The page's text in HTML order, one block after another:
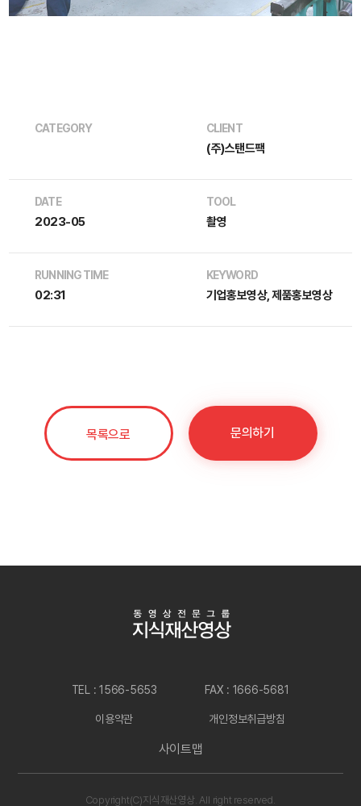
CATEGORY CLIENT
(주)스탠드팩
DATE
2023-05
TOOL
촬영
RUNNING TIME
02:31
KEYWORD
기업홍보영상, 제품홍보영상
목록으로 문의하기
TEL : 1566-5653 FAX : 1666-5681
이용약관 개인정보취급방침
사이트맵
Copyright(C)지식재산영상. All right reserved.